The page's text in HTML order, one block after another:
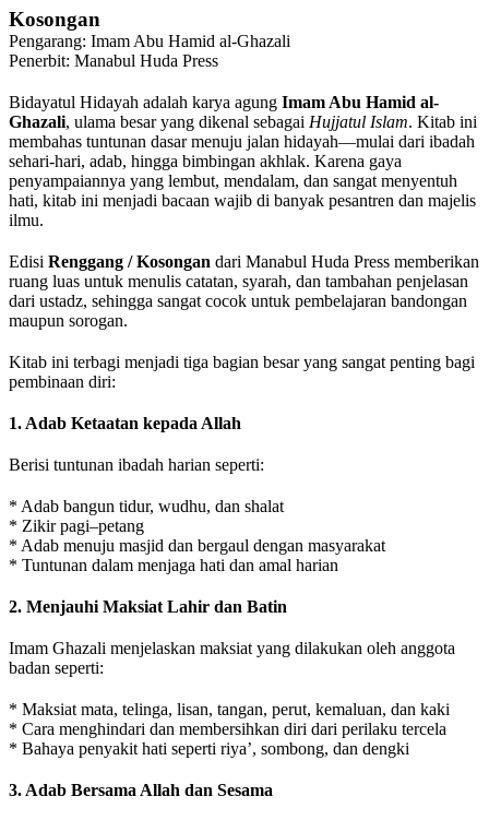
Kosongan
Pengarang: Imam Abu Hamid al-Ghazali
Penerbit: Manabul Huda Press
Bidayatul Hidayah adalah karya agung Imam Abu Hamid al-
Ghazali, ulama besar yang dikenal sebagai Hujjatul Islam. Kitab ini
membahas tuntunan dasar menuju jalan hidayah—mulai dari ibadah
sehari-hari, adab, hingga bimbingan akhlak. Karena gaya
penyampaiannya yang lembut, mendalam, dan sangat menyentuh
hati, kitab ini menjadi bacaan wajib di banyak pesantren dan majelis
ilmu.
Edisi Renggang / Kosongan dari Manabul Huda Press memberikan
ruang luas untuk menulis catatan, syarah, dan tambahan penjelasan
dari ustadz, sehingga sangat cocok untuk pembelajaran bandongan
maupun sorogan.
Kitab ini terbagi menjadi tiga bagian besar yang sangat penting bagi
pembinaan diri:
1. Adab Ketaatan kepada Allah
Berisi tuntunan ibadah harian seperti:
* Adab bangun tidur, wudhu, dan shalat
* Zikir pagi–petang
* Adab menuju masjid dan bergaul dengan masyarakat
* Tuntunan dalam menjaga hati dan amal harian
2. Menjauhi Maksiat Lahir dan Batin
Imam Ghazali menjelaskan maksiat yang dilakukan oleh anggota
badan seperti:
* Maksiat mata, telinga, lisan, tangan, perut, kemaluan, dan kaki
* Cara menghindari dan membersihkan diri dari perilaku tercela
* Bahaya penyakit hati seperti riya’, sombong, dan dengki
3. Adab Bersama Allah dan Sesama